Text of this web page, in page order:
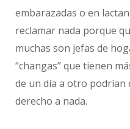
embarazadas o en
reclamar nada porque
muchas son jefas de
“changas” que tienen
de un día a otro podrían
derecho a nada.